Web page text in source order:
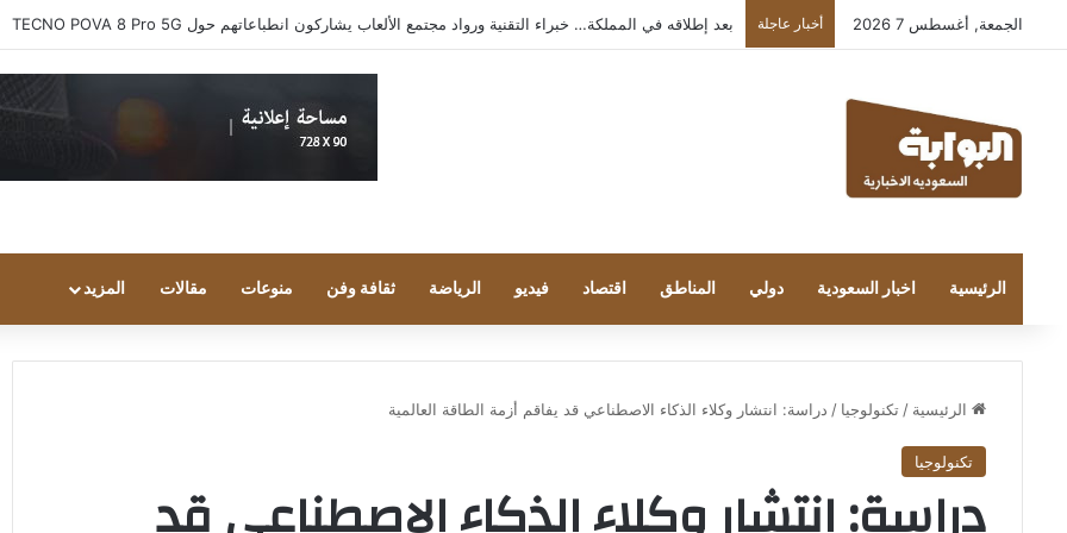
الجمعة, أغسطس 7 2026 أخبار عاجلة بعد إطلاقه في المملكة… خبراء التقنية ورواد مجتمع الألعاب يشاركون انطباعاتهم حول TECNO POVA 8 Pro 5G
الرئيسية اخبار السعودية دولي المناطق اقتصاد فيديو الرياضة ثقافة وفن منوعات مقالات المزيد
الرئيسية / تكنولوجيا / دراسة: انتشار وكلاء الذكاء الاصطناعي قد يفاقم أزمة الطاقة العالمية
تكنولوجيا